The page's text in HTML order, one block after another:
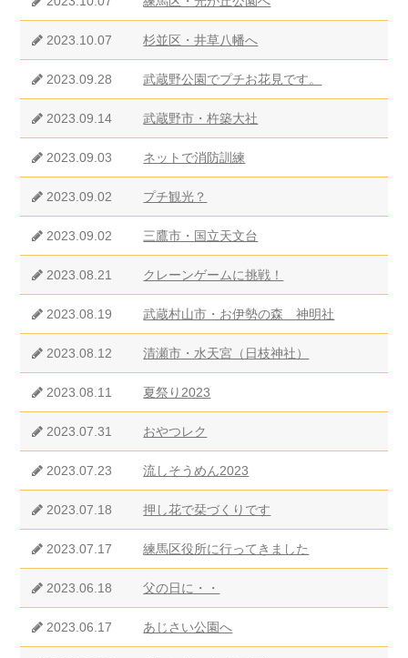
2023.10.07 杉並区・井草八幡へ
2023.09.28 武蔵野公園でプチお花見です。
2023.09.14 武蔵野市・杵築大社
2023.09.03 ネットで消防訓練
2023.09.02 プチ観光？
2023.09.02 三鷹市・国立天文台
2023.08.21 クレーンゲームに挑戦！
2023.08.19 武蔵村山市・お伊勢の森 神明社
2023.08.12 清瀬市・水天宮（日枝神社）
2023.08.11 夏祭り2023
2023.07.31 おやつレク
2023.07.23 流しそうめん2023
2023.07.18 押し花で栞づくりです
2023.07.17 練馬区役所に行ってきました
2023.06.18 父の日に・・
2023.06.17 あじさい公園へ